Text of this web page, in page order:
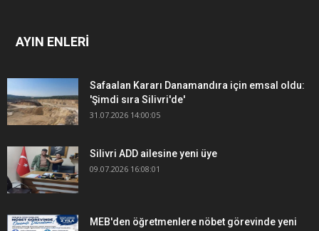
AYIN ENLERİ
Safaalan Kararı Danamandıra için emsal oldu:
'Şimdi sıra Silivri'de'
31.07.2026 14:00:05
Silivri ADD ailesine yeni üye
09.07.2026 16:08:01
MEB'den öğretmenlere nöbet görevinde yeni